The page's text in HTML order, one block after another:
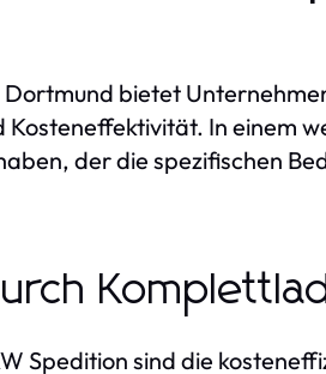
bietet
Kosteneffektivität. In einem
der die spezifischen
Spedition sind die